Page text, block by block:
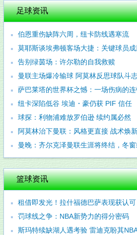
足球资讯
伯恩重伤缺阵六周，纽卡防线遇寒流
莫耶斯谈埃弗顿客场大捷：关键球员
告别绿茵场：许尔勒的自我救赎
曼联主场爆冷输球 阿莫林反思球队斗
萨巴莱塔的世界杯之憾：一场伤病的
纽卡深陷低谷 埃迪・豪仍获 PIF 信任
球探：利物浦难放罗伯逊 续约属必然
阿莫林治下曼联：风格更直接 战术焕
曼晚：齐尔克泽曼联生涯将终结，冬
篮球资讯
租借即发光！拉什福德巴萨表现获认
罚球线之争：NBA新势力的得分密码
斯玛特续缺湖人遇考验 雷迪克盼其